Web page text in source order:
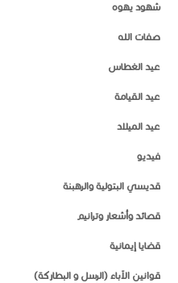
شهود يهوه
صفات الله
عيد الغطاس
عيد القيامة
عيد الميلاد
فيديو
قديسي البتولية والرهبنة
قصائد وأشعار وترانيم
قضايا إيمانية
قوانين الآباء (الرسل و البطاركة)